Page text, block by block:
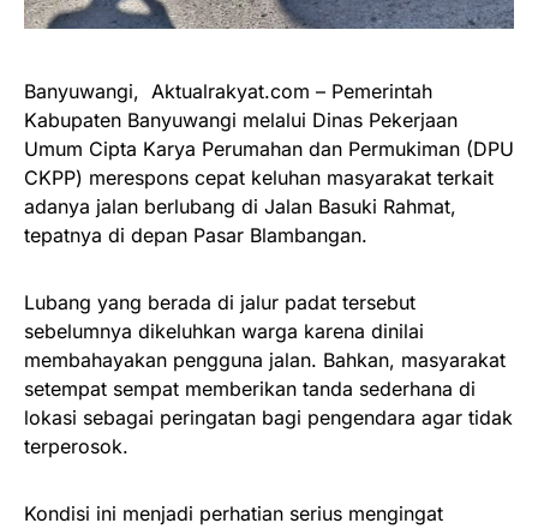
Banyuwangi, Aktualrakyat.com – Pemerintah
Kabupaten Banyuwangi melalui Dinas Pekerjaan
Umum Cipta Karya Perumahan dan Permukiman (DPU
CKPP) merespons cepat keluhan masyarakat terkait
adanya jalan berlubang di Jalan Basuki Rahmat,
tepatnya di depan Pasar Blambangan.
Lubang yang berada di jalur padat tersebut
sebelumnya dikeluhkan warga karena dinilai
membahayakan pengguna jalan. Bahkan, masyarakat
setempat sempat memberikan tanda sederhana di
lokasi sebagai peringatan bagi pengendara agar tidak
terperosok.
Kondisi ini menjadi perhatian serius mengingat